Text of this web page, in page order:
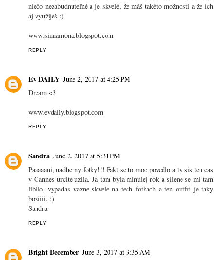
niečo nezabudnuteľné a je skvelé, že máš takéto možnosti a že ich
aj využiješ :)
www.sinnamona.blogspot.com
REPLY
Ev DAILY June 2, 2017 at 4:25 PM
Dream <3
www.evdaily.blogspot.com
REPLY
Sandra June 2, 2017 at 5:31 PM
Paaaaani, nadherny fotky!!! Fakt se to moc povedlo a ty sis ten cas
v Cannes urcite uzila. Ja tam byla minulej rok a silene se mi tam
libilo, vypadas vazne skvele na tech fotkach a ten outfit je taky
boziiii. ;)
Sandra
REPLY
Bright December June 3, 2017 at 3:35 AM